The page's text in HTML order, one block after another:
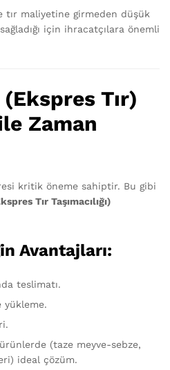
tır maliyetine girmeden düşük
için ihracatçılara önemli
Tır)
Zaman
kritik öneme sahiptir. Bu gibi
Tır Taşımacılığı)
Avantajları:
teslimatı.
yükleme.
(taze meyve-sebze,
ideal çözüm.